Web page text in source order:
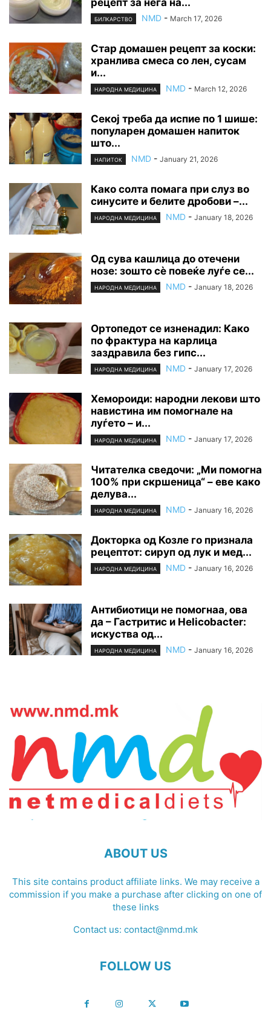
БИЛКАРСТВО NMD - March 17, 2026
Стар домашен рецепт за коски:
хранлива смеса со лен, сусам
и...
НАРОДНА МЕДИЦИНА NMD - March 12, 2026
Секој треба да испие по 1 шише:
популарен домашен напиток
што...
НАПИТОК NMD - January 21, 2026
Како солта помага при слуз во
синусите и белите дробови –...
НАРОДНА МЕДИЦИНА NMD - January 18, 2026
Од сува кашлица до отечени
нозе: зошто сè повеќе луѓе се...
НАРОДНА МЕДИЦИНА NMD - January 18, 2026
Ортопедот се изненадил: Како
по фрактура на карлица
заздравила без гипс...
НАРОДНА МЕДИЦИНА NMD - January 17, 2026
Хемороиди: народни лекови што
навистина им помогнале на
луѓето – и...
НАРОДНА МЕДИЦИНА NMD - January 17, 2026
Читателка сведочи: „Ми помогна
100% при скршеница“ – еве како
делува...
НАРОДНА МЕДИЦИНА NMD - January 16, 2026
Докторка од Козле го признала
рецептот: сируп од лук и мед...
НАРОДНА МЕДИЦИНА NMD - January 16, 2026
Антибиотици не помогнаа, ова
да – Гастритис и Helicobacter:
искуства од...
НАРОДНА МЕДИЦИНА NMD - January 16, 2026
ABOUT US
This site contains product affiliate links. We may receive a
commission if you make a purchase after clicking on one of
these links
Contact us: contact@nmd.mk
FOLLOW US